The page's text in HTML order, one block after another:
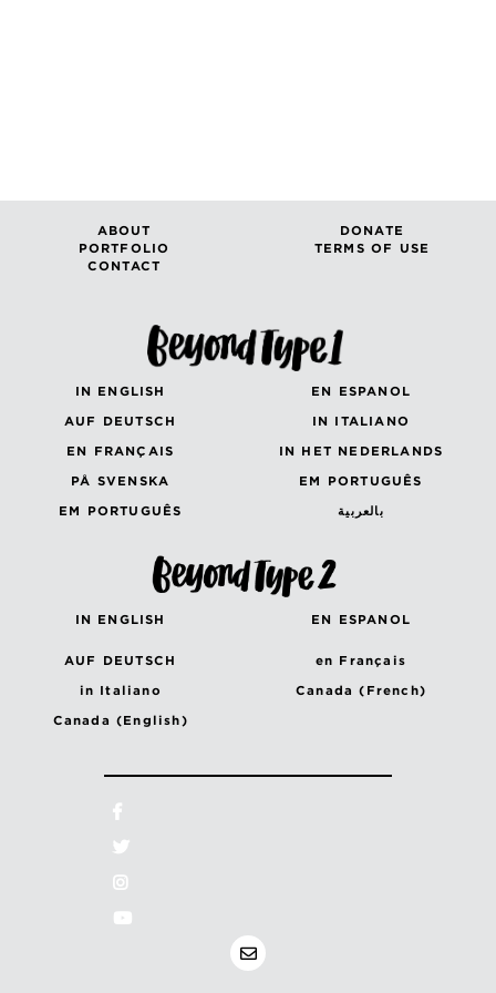
ABOUT
DONATE
PORTFOLIO
TERMS OF USE
CONTACT
IN ENGLISH
EN ESPANOL
AUF DEUTSCH
IN ITALIANO
EN FRANÇAIS
IN HET NEDERLANDS
PÅ SVENSKA
EM PORTUGUÊS
EM PORTUGUÊS
بالعربية
IN ENGLISH EN ESPANOL
AUF DEUTSCH
en Français
in Italiano
Canada (French)
Canada (English)